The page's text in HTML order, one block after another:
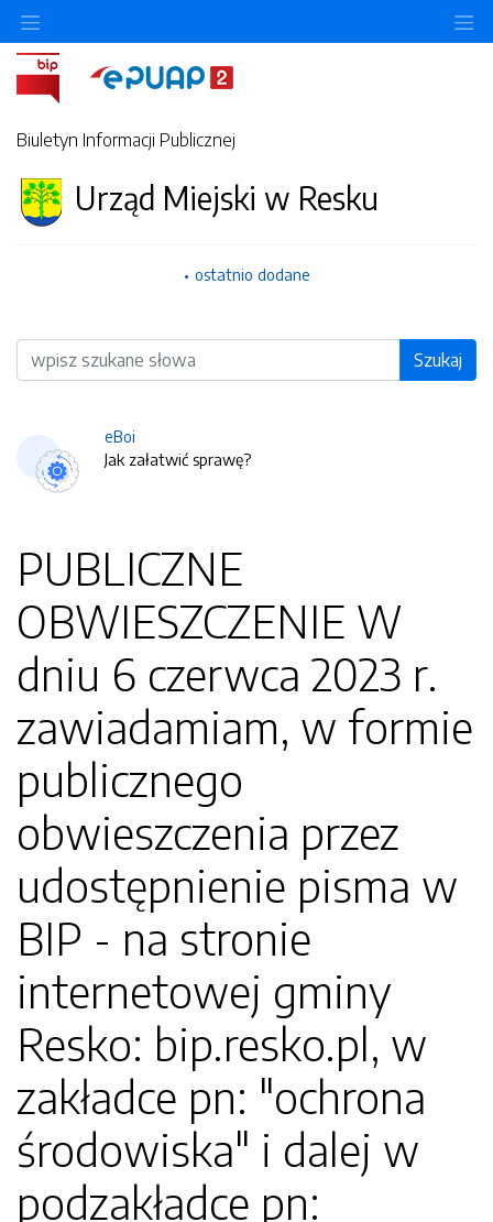
Biuletyn Informacji Publicznej
Urząd Miejski w Resku
ostatnio dodane
Wyszukiwarka Szukaj
eBoi
Jak załatwić sprawę?
PUBLICZNE
OBWIESZCZENIE W
dniu 6 czerwca 2023 r.
zawiadamiam, w formie
publicznego
obwieszczenia przez
udostępnienie pisma w
BIP - na stronie
internetowej gminy
Resko: bip.resko.pl, w
zakładce pn: "ochrona
środowiska" i dalej w
podzakładce pn: